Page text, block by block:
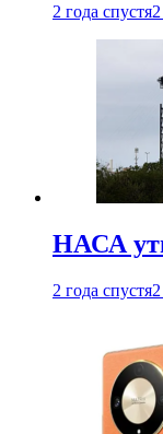
2 года спустя
НАСА
2 года спустя